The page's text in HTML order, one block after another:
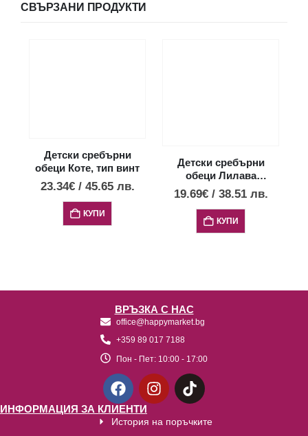
СВЪРЗАНИ ПРОДУКТИ
Детски сребърни
обеци Коте, тип винт
23.34€ / 45.65 лв.
КУПИ
Детски сребърни
обеци Лилава
пеперуда, тип винт
19.69€ / 38.51 лв.
КУПИ
ВРЪЗКА С НАС
office@happymarket.bg
+359 89 017 7188
Пон - Пет: 10:00 - 17:00
ИНФОРМАЦИЯ ЗА КЛИЕНТИ
История на поръчките